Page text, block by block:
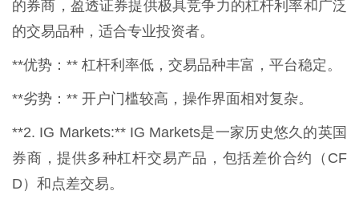
的券商，盈透证券提供极具竞争力的杠杆利率和广泛
的交易品种，适合专业投资者。
**优势：** 杠杆利率低，交易品种丰富，平台稳定。
**劣势：** 开户门槛较高，操作界面相对复杂。
**2. IG Markets:** IG Markets是一家历史悠久的英国
券商，提供多种杠杆交易产品，包括差价合约（CF
D）和点差交易。